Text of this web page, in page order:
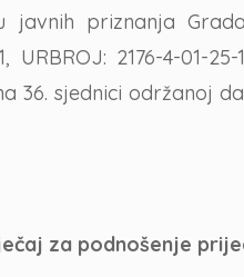
javnih priznanja
URBROJ: 2176-4-01-
36. sjednici održanoj
za podnošenje